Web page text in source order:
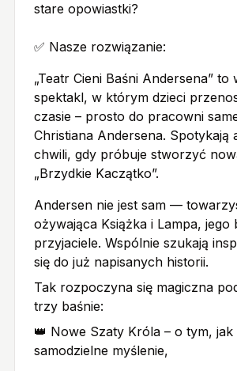
stare opowiastki?
✅ Nasze rozwiązanie:
„Teatr Cieni Baśni Andersena” to
spektakl, w którym dzieci
czasie – prosto do pracowni
Christiana Andersena. Spotykają
chwili, gdy próbuje stworzyć
„Brzydkie Kaczątko”.
Andersen nie jest sam —
ożywająca Książka i Lampa, jego
przyjaciele. Wspólnie szukają
się do już napisanych historii.
Tak rozpoczyna się magiczna
trzy baśnie:
👑 Nowe Szaty Króla – o tym, jak
samodzielne myślenie,